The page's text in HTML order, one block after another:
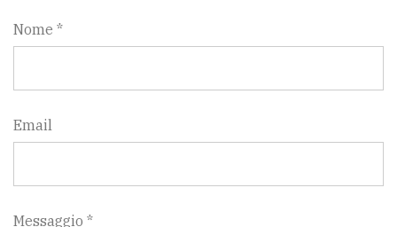
Nome *
Email
Messaggio *